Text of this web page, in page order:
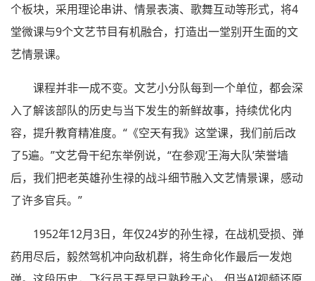
个板块，采用理论串讲、情景表演、歌舞互动等形式，将4
堂微课与9个文艺节目有机融合，打造出一堂别开生面的文
艺情景课。
课程并非一成不变。文艺小分队每到一个单位，都会深
入了解该部队的历史与当下发生的新鲜故事，持续优化内
容，提升教育精准度。“《空天有我》这堂课，我们前后改
了5遍。”文艺骨干纪东举例说，“在参观‘王海大队’荣誉墙
后，我们把老英雄孙生禄的战斗细节融入文艺情景课，感动
了许多官兵。”
1952年12月3日，年仅24岁的孙生禄，在战机受损、弹
药用尽后，毅然驾机冲向敌机群，将生命化作最后一发炮